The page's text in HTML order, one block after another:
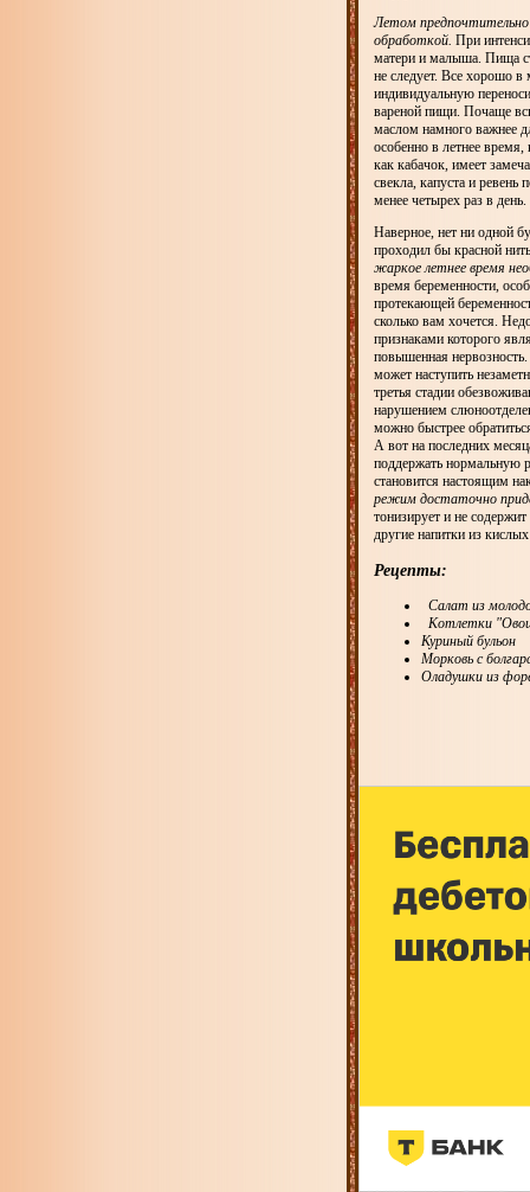
Летом
обработкой. При
матери и малыша. Пища
не следует. Все хорошо
индивидуальную
вареной пищи. Почаще
маслом намного важнее
особенно в летнее
как кабачок, имеет
свекла, капуста и
менее четырех раз в
Наверное, нет ни одной
проходил бы красной
жаркое летнее время
время беременности,
протекающей
сколько вам хочется.
признаками которого
повышенная
может наступить
третья стадии
нарушением
можно быстрее
А вот на последних
поддержать нормальную
становится настоящим
режим достаточно
тонизирует и не
другие напитки из
Рецепты:
Салат из
Котлетки
Куриный бульон
Морковь с
Оладушки из